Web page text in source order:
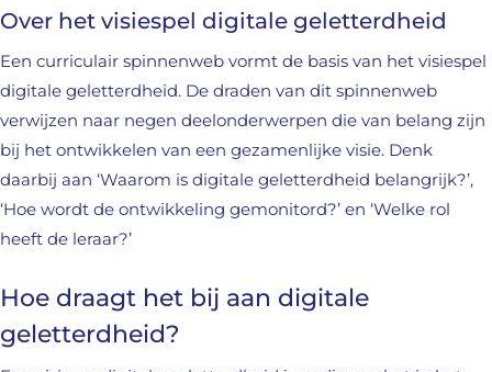
Over het visiespel digitale geletterdheid
Een curriculair spinnenweb vormt de basis van het visiespel
digitale geletterdheid. De draden van dit spinnenweb
verwijzen naar negen deelonderwerpen die van belang zijn
bij het ontwikkelen van een gezamenlijke visie. Denk
daarbij aan ‘Waarom is digitale geletterdheid belangrijk?’,
‘Hoe wordt de ontwikkeling gemonitord?’ en ‘Welke rol
heeft de leraar?’
Hoe draagt het bij aan digitale
geletterdheid?